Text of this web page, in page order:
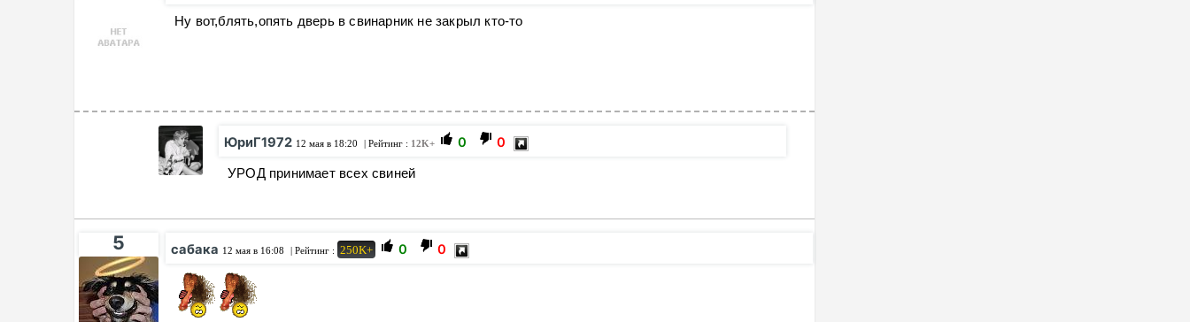
Ну вот,блять,опять дверь в свинарник не закрыл кто-то
ЮриГ1972 12 мая в 18:20 | Рейтинг : 12K+ 0 0
УРОД принимает всех свиней
5 сабака 12 мая в 16:08 | Рейтинг : 250K+ 0 0